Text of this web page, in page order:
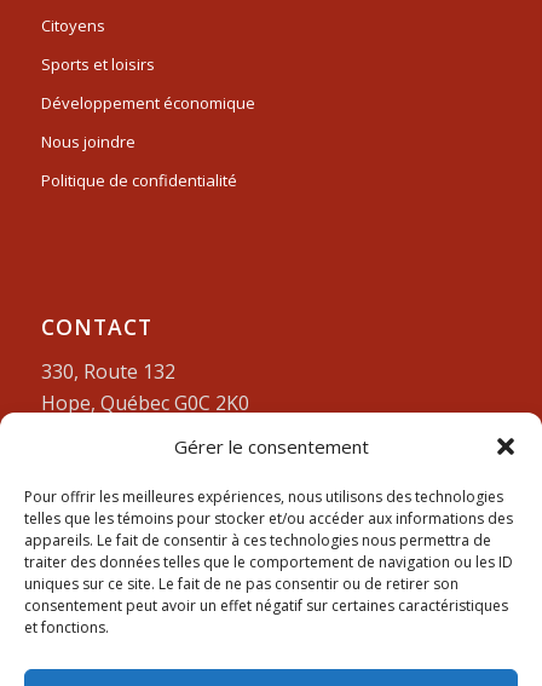
Gérer le consentement
Pour offrir les meilleures expériences, nous utilisons des technologies
telles que les témoins pour stocker et/ou accéder aux informations des
appareils. Le fait de consentir à ces technologies nous permettra de
traiter des données telles que le comportement de navigation ou les ID
uniques sur ce site. Le fait de ne pas consentir ou de retirer son
consentement peut avoir un effet négatif sur certaines caractéristiques
et fonctions.
Citoyens
Sports et loisirs
Développement économique
Nous joindre
Politique de confidentialité
CONTACT
330, Route 132
Hope, Québec G0C 2K0
Lundi-vendredi:9am à 4pm